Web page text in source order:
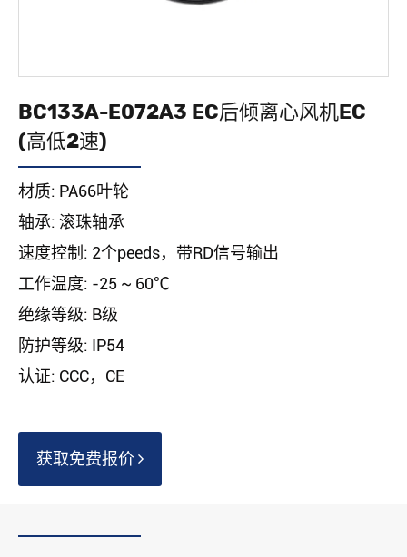
BC133A-E072A3 EC后倾离心风机EC
(高低2速)
材质: PA66叶轮
轴承: 滚珠轴承
速度控制: 2个peeds，带RD信号输出
工作温度: -25 ~ 60℃
绝缘等级: B级
防护等级: IP54
认证: CCC，CE
获取免费报价